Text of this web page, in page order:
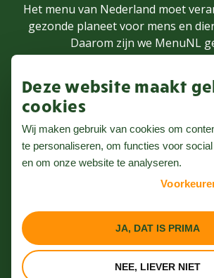
Deze website maakt
cookies
Wij maken gebruik van cookies om
te personaliseren, om functies voor
en om onze website te analyseren.
JA, DAT IS PRIMA
NEE, LIEVER NIET
Het menu van Nederland moet
gezonde planeet voor mens en
Daarom zijn we MenuNL
MEER WETEN
Volg ons op Instagram
Nieuwsbrief
Algemene
Website door Webreact